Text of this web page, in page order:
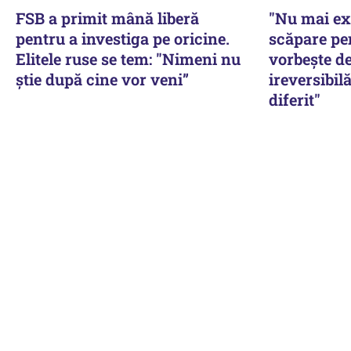
FSB a primit mână liberă
pentru a investiga pe oricine.
Elitele ruse se tem: "Nimeni nu
știe după cine vor veni”
"Nu mai
scăpare
vorbește
diferit"